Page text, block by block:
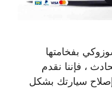
بفخامتها
، فإننا نقدم
سيارتك بشكل